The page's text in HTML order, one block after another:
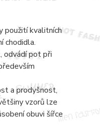
použití kvalitních
chodidla.
odvádí pot při
a prodyšnost,
vzorů lze
obuvi šířce